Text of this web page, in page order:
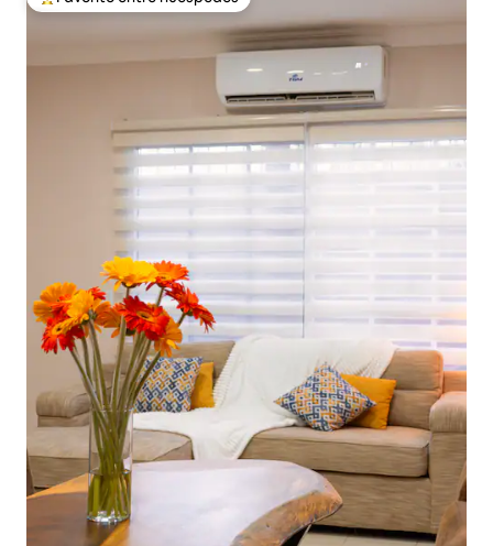
De los mejores en Favorito entre huéspedes